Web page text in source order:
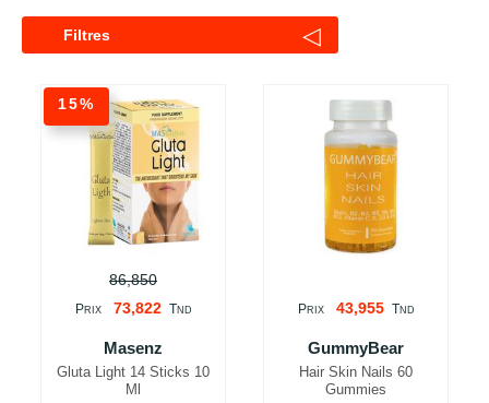
Filtres ◁
15%
86,850
PRIX 73,822 TND
Masenz
Gluta Light 14 Sticks 10
Ml
PRIX 43,955 TND
GummyBear
Hair Skin Nails 60
Gummies